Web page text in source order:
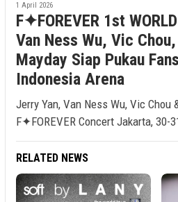
1 April 2026
F✦FOREVER 1st
Van Ness Wu, Vic
Mayday Siap Pukau
Indonesia Arena
Jerry Yan, Van Ness Wu, Vic Chou
F✦FOREVER Concert Jakarta, 30-
RELATED NEWS